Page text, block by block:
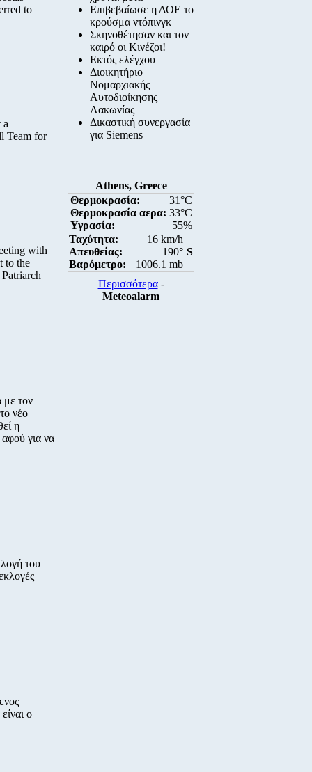
to
a
Team for
with
to the
με τον
νέο
η
για να
του
ο
Επιβεβαίωσε η ΔΟΕ το
κρούσμα ντόπινγκ
Σκηνοθέτησαν και τον
καιρό οι Κινέζοι!
Εκτός ελέγχου
Διοικητήριο
Νομαρχιακής
Αυτοδιοίκησης
Λακωνίας
Δικαστική συνεργασία
για Siemens
Athens, Greece
Θερμοκρασία:
31°C
Θερμοκρασία αερα: 33°C
Υγρασία:
55%
Ταχύτητα:
16 km/h
Απευθείας:
190°
Βαρόμετρο:
1006.1 mb
S
Περισσότερα-
Meteoalarm